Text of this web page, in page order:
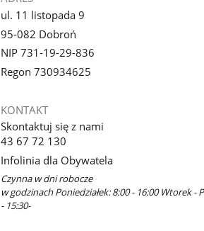
ul. 11 listopada 9
95-082 Dobroń
NIP 731-19-29-836
Regon 730934625
KONTAKT
Skontaktuj się z nami
43 67 72 130
Infolinia dla Obywatela
Czynna w dni robocze
w godzinach Poniedziałek: 8:00 - 16:00 Wtorek -
- 15:30-